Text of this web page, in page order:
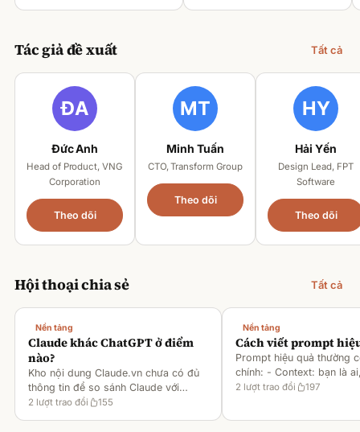
Tác giả đề xuất Tất cả
Đức Anh
Head of Product, VNG
Corporation
Theo dõi
Minh Tuấn
CTO, Transform Group
Theo dõi
Hải Yến
Design Lead, FPT
Software
Theo dõi
Hội thoại chia sẻ Tất cả
Nền tảng
Claude khác ChatGPT ở điểm
nào?
Kho nội dung Claude.vn chưa có đủ
thông tin để so sánh Claude với
ChatGPT. Hiện chỉ có tài liệu về
2 lượt trao đổi 155
Nền tảng
Cách viết prompt
Prompt hiệu quả thường
chính: - Context: bạn là
gì [1][2][6] - Task: muốn
2 lượt trao đổi 197